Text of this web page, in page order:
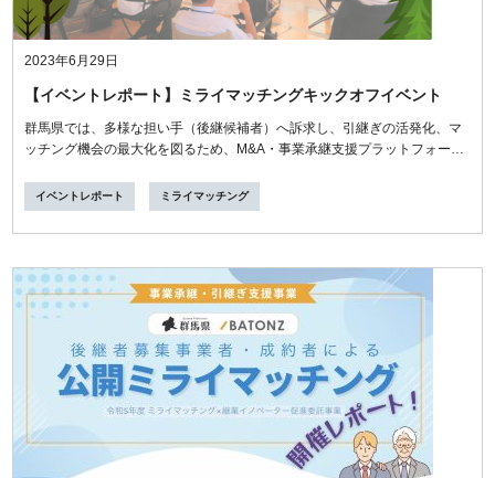
2023年6月29日
【イベントレポート】ミライマッチングキックオフイベント
群馬県では、多様な担い手（後継候補者）へ訴求し、引継ぎの活発化、マ
ッチング機会の最大化を図るため、M&A・事業承継支援プラットフォーム
イベントレポート ミライマッチング